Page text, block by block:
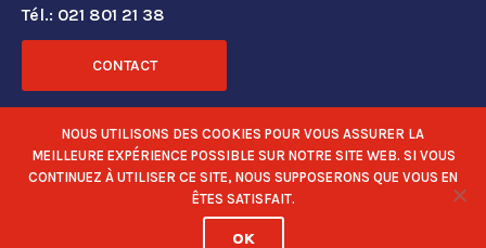
Tél.: 021 801 21 38
CONTACT
RÉSEAUX SOCIAUX
NOUS UTILISONS DES COOKIES POUR VOUS ASSURER LA
MEILLEURE EXPÉRIENCE POSSIBLE SUR NOTRE SITE WEB. SI VOUS
CONTINUEZ À UTILISER CE SITE, NOUS SUPPOSERONS QUE VOUS EN
ÊTES SATISFAIT.
OK